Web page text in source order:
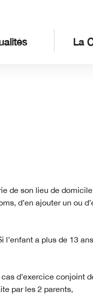
La
de son lieu de
d’en ajouter un ou
a plus de 13
d’exercice conjoint
par les 2 parents,